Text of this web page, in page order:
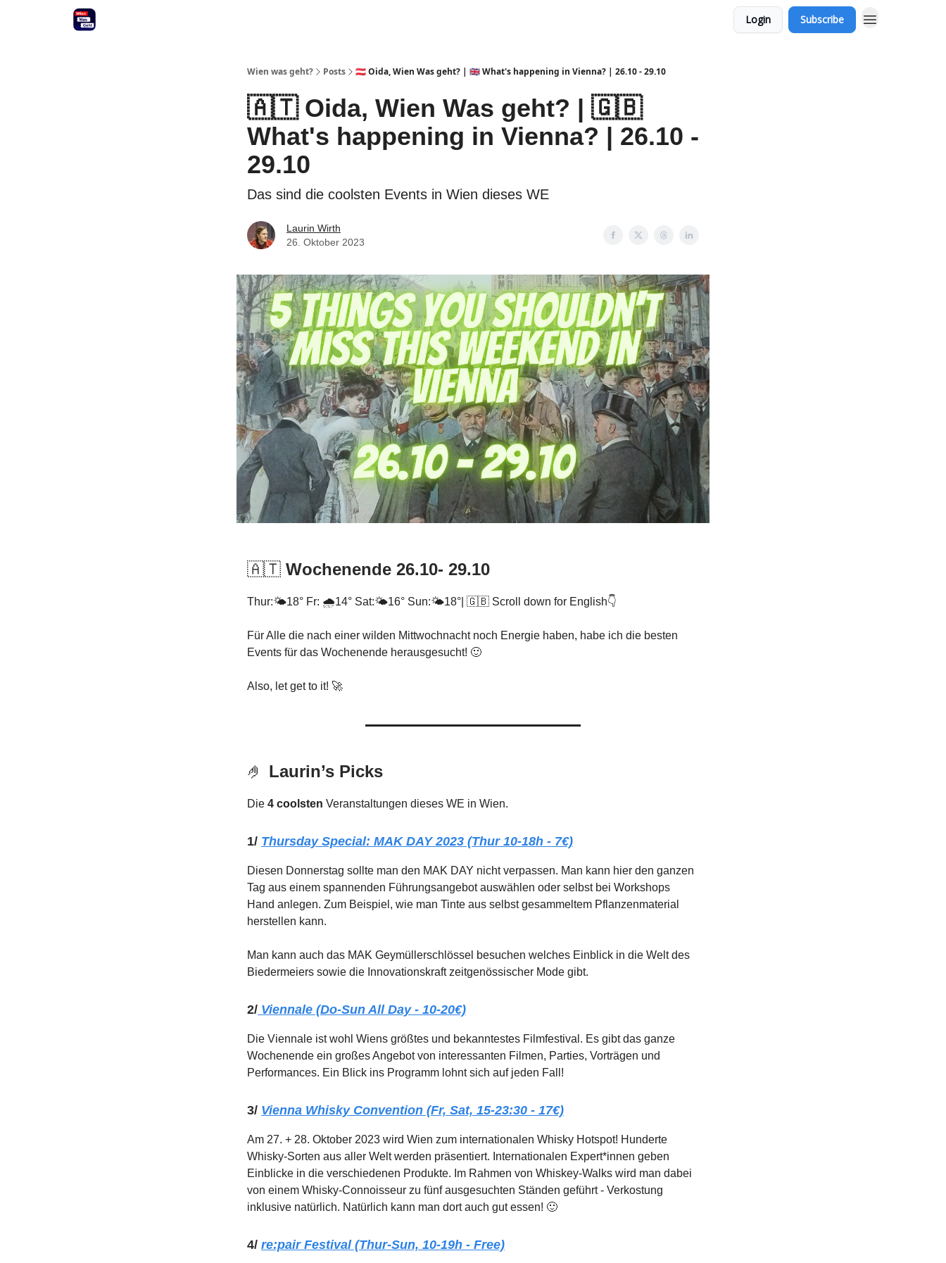
Login Subscribe
Wien was geht? Posts 🇦🇹 Oida, Wien Was geht? | 🇬🇧 What's happening in Vienna? | 26.10 - 29.10
🇦🇹 Oida, Wien Was geht? | 🇬🇧
What's happening in Vienna? | 26.10 -
29.10
Das sind die coolsten Events in Wien dieses WE
Laurin Wirth
26. Oktober 2023
🇦🇹 Wochenende 26.10- 29.10
Thur:🌤️18° Fr: 🌧️14° Sat:🌤️16° Sun:🌤️18°| 🇬🇧 Scroll down for English👇
Für Alle die nach einer wilden Mittwochnacht noch Energie haben, habe ich die besten
Events für das Wochenende herausgesucht! 🙂
Also, let get to it! 🚀
🤌 Laurin’s Picks
Die 4 coolsten Veranstaltungen dieses WE in Wien.
1/ Thursday Special: MAK DAY 2023 (Thur 10-18h - 7€)
Diesen Donnerstag sollte man den MAK DAY nicht verpassen. Man kann hier den ganzen
Tag aus einem spannenden Führungsangebot auswählen oder selbst bei Workshops
Hand anlegen. Zum Beispiel, wie man Tinte aus selbst gesammeltem Pflanzenmaterial
herstellen kann.
Man kann auch das MAK Geymüllerschlössel besuchen welches Einblick in die Welt des
Biedermeiers sowie die Innovationskraft zeitgenössischer Mode gibt.
2/ Viennale (Do-Sun All Day - 10-20€)
Die Viennale ist wohl Wiens größtes und bekanntestes Filmfestival. Es gibt das ganze
Wochenende ein großes Angebot von interessanten Filmen, Parties, Vorträgen und
Performances. Ein Blick ins Programm lohnt sich auf jeden Fall!
3/ Vienna Whisky Convention (Fr, Sat, 15-23:30 - 17€)
Am 27. + 28. Oktober 2023 wird Wien zum internationalen Whisky Hotspot! Hunderte
Whisky-Sorten aus aller Welt werden präsentiert. Internationalen Expert*innen geben
Einblicke in die verschiedenen Produkte. Im Rahmen von Whiskey-Walks wird man dabei
von einem Whisky-Connoisseur zu fünf ausgesuchten Ständen geführt - Verkostung
inklusive natürlich. Natürlich kann man dort auch gut essen! 🙂
4/ re:pair Festival (Thur-Sun, 10-19h - Free)